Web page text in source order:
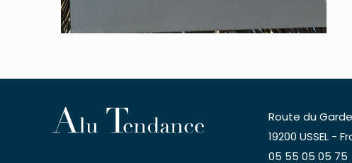
Route du
19200 USSEL -
05 55 05 05 75